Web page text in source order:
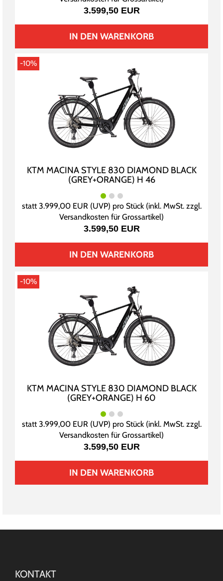
3.599,50 EUR
IN DEN WARENKORB
-10%
KTM MACINA STYLE 830 DIAMOND BLACK
(GREY+ORANGE) H 46
statt3.999,00 EUR(UVP) pro Stück (inkl. MwSt. zzgl.
Versandkosten für Grossartikel)
3.599,50 EUR
IN DEN WARENKORB
-10%
KTM MACINA STYLE 830 DIAMOND BLACK
(GREY+ORANGE) H 60
statt3.999,00 EUR(UVP) pro Stück (inkl. MwSt. zzgl.
Versandkosten für Grossartikel)
3.599,50 EUR
IN DEN WARENKORB
KONTAKT